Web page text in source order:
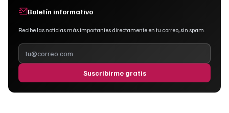
Boletín informativo
Recibe las noticias más importantes directamente en tu correo, sin spam.
Suscribirme gratis